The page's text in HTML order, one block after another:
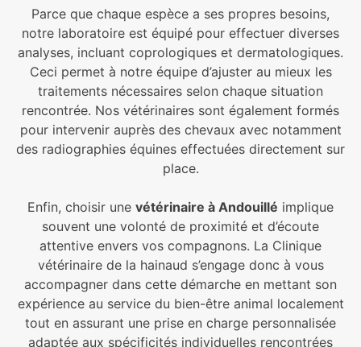
Parce que chaque espèce a ses propres besoins,
notre laboratoire est équipé pour effectuer diverses
analyses, incluant coprologiques et dermatologiques.
Ceci permet à notre équipe d’ajuster au mieux les
traitements nécessaires selon chaque situation
rencontrée. Nos vétérinaires sont également formés
pour intervenir auprès des chevaux avec notamment
des radiographies équines effectuées directement sur
place.
Enfin, choisir une vétérinaire à Andouillé implique
souvent une volonté de proximité et d’écoute
attentive envers vos compagnons. La Clinique
vétérinaire de la hainaud s’engage donc à vous
accompagner dans cette démarche en mettant son
expérience au service du bien-être animal localement
tout en assurant une prise en charge personnalisée
adaptée aux spécificités individuelles rencontrées